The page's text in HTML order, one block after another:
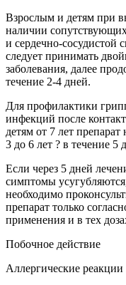
Взрослым и детям при
наличии
и сердечно-сосудистой
следует принимать
заболевания, далее
течение 2-4 дней.
Для профилактики
инфекций после
детям от 7 лет
3 до 6 лет ? в течение 5
Если через 5 дней
симптомы
необходимо
препарат только
применения и в тех
Побочное действие
Аллергические реакции